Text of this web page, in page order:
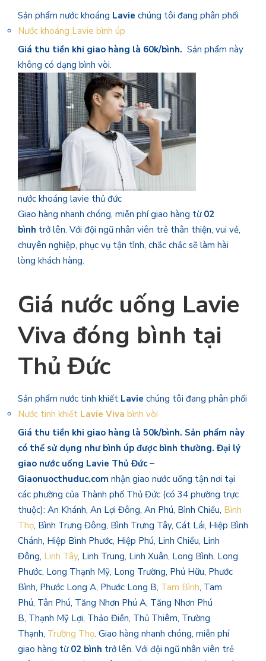
Sản phẩm nước khoáng Lavie chúng tôi đang phân phối
Nước khoáng Lavie bình úp
Giá thu tiền khi giao hàng là 60k/bình. Sản phẩm này
không có dạng bình vòi.
nước khoáng lavie thủ đức
Giao hàng nhanh chóng, miễn phí giao hàng từ 02
bình trở lên. Với đội ngũ nhân viên trẻ thân thiện, vui vẻ,
chuyên nghiệp, phục vụ tận tình, chắc chắc sẽ làm hài
lòng khách hàng.
Giá nước uống Lavie
Viva đóng bình tại
Thủ Đức
Sản phẩm nước tinh khiết Lavie chúng tôi đang phân phối
Nước tinh khiết Lavie Viva bình vòi
Giá thu tiền khi giao hàng là 50k/bình. Sản phẩm này
có thể sử dụng như bình úp được bình thường. Đại lý
giao nước uống Lavie Thủ Đức –
Giaonuocthuduc.com nhận giao nước uống tận nơi tại
các phường của Thành phố Thủ Đức (có 34 phường trực
thuộc): An Khánh, An Lợi Đông, An Phú, Bình Chiểu, Bình
Thọ, Bình Trưng Đông, Bình Trưng Tây, Cát Lái, Hiệp Bình
Chánh, Hiệp Bình Phước, Hiệp Phú, Linh Chiểu, Linh
Đông, Linh Tây, Linh Trung, Linh Xuân, Long Bình, Long
Phước, Long Thạnh Mỹ, Long Trường, Phú Hữu, Phước
Bình, Phước Long A, Phước Long B, Tam Bình, Tam
Phú, Tân Phú, Tăng Nhơn Phú A, Tăng Nhơn Phú
B, Thạnh Mỹ Lợi, Thảo Điền, Thủ Thiêm, Trường
Thạnh, Trường Thọ. Giao hàng nhanh chóng, miễn phí
giao hàng từ 02 bình trở lên. Với đội ngũ nhân viên trẻ